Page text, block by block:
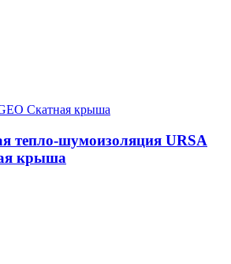
тепло-шумоизоляция URSA
крыша